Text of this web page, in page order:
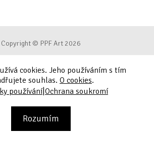
Copyright © PPF Art 2026
Podmínky používání
Ochrana soukromí
cookies. Jeho používáním s tím
souhlas. O cookies.
používání|Ochrana soukromí
Rozumím